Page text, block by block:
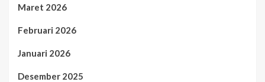
Maret 2026
Februari 2026
Januari 2026
Desember 2025